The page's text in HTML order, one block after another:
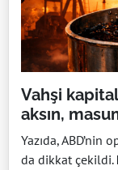
Vahşi
aksın,
Yazıda,
da dikkat çekildi.